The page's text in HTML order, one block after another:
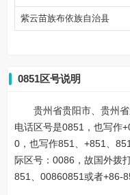
紫云苗族布依族自治县
0851区号说明
贵州省贵阳市、贵州
电话区号是0851，也写作
0，也写作851、+851、
际区号：0086，故国外拨
851、00860851或者+86-